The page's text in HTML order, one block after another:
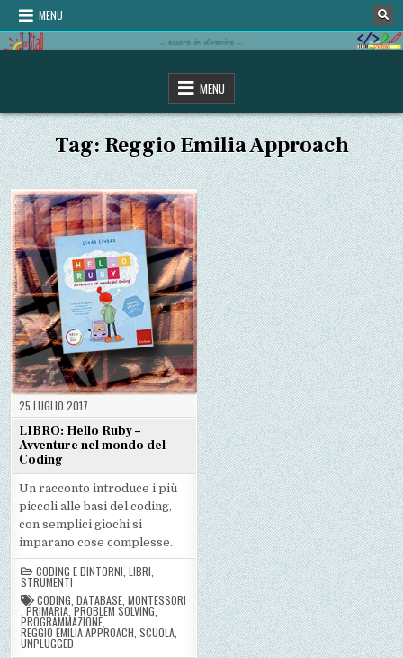
Skip
content
MENU
MENU
Tag:Reggio Emilia Approach
25 LUGLIO 2017
LIBRO: Hello Ruby –
Avventure nel mondo del
Coding
Un racconto introduce i più
piccoli alle basi del coding,
con semplici giochi si
imparano cose complesse.
CODING E DINTORNI ,LIBRI
STRUMENTI
CODING ,DATABASE ,MONTESSORI
,PRIMARIA ,PROBLEM SOLVING
PROGRAMMAZIONE
REGGIO EMILIA APPROACH ,SCUOLA
UNPLUGGED